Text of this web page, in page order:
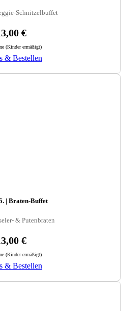
Schnitzelbuffet
€
(Kinder ermäßigt)
& Bestellen
| Braten-Buffet
& Putenbraten
€
(Kinder ermäßigt)
& Bestellen